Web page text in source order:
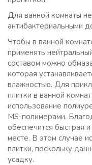
Для ванной комнаты
антибактериальными
Чтобы в ванной
применять
составом можно
которая
влажностью. Для
плитки в ванной
использование
MS-полимерами.
обеспечится быстрая
месте. В этом случае
плитки, поскольку
усадку.